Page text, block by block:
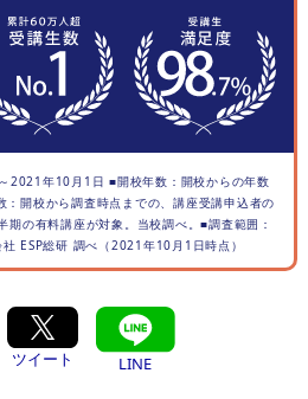
2021年10月1日 ■開校年数：開校からの年数
開校から調査時点までの、講座受講申込者の
の有料講座が対象。当校調べ。■調査範囲：
ESP総研 調べ（2021年10月1日時点）
ツイート LINE